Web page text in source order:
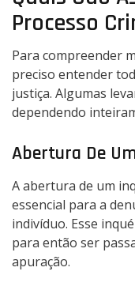
Processo
Para compreender
preciso entender
justiça. Algumas
dependendo
Abertura De
A abertura de um
essencial para a
indivíduo. Esse
para então ser
apuração.